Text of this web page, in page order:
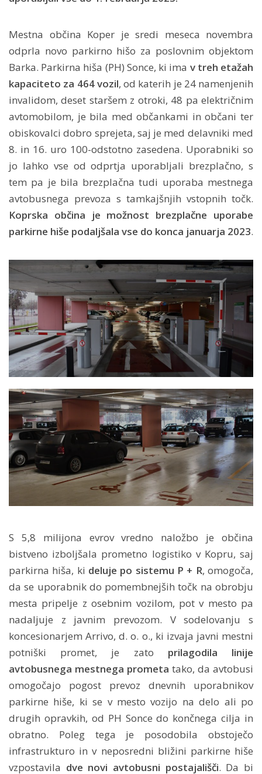
Mestna občina Koper je sredi meseca novembra
odprla novo parkirno hišo za poslovnim objektom
Barka. Parkirna hiša (PH) Sonce, ki ima v treh etažah
kapaciteto za 464 vozil, od katerih je 24 namenjenih
invalidom, deset staršem z otroki, 48 pa električnim
avtomobilom, je bila med občankami in občani ter
obiskovalci dobro sprejeta, saj je med delavniki med
8. in 16. uro 100-odstotno zasedena. Uporabniki so
jo lahko vse od odprtja uporabljali brezplačno, s
tem pa je bila brezplačna tudi uporaba mestnega
avtobusnega prevoza s tamkajšnjih vstopnih točk.
Koprska občina je možnost brezplačne uporabe
parkirne hiše podaljšala vse do konca januarja 2023.
S 5,8 milijona evrov vredno naložbo je občina
bistveno izboljšala prometno logistiko v Kopru, saj
parkirna hiša, ki deluje po sistemu P + R, omogoča,
da se uporabnik do pomembnejših točk na obrobju
mesta pripelje z osebnim vozilom, pot v mesto pa
nadaljuje z javnim prevozom. V sodelovanju s
koncesionarjem Arrivo, d. o. o., ki izvaja javni mestni
potniški promet, je zato prilagodila linije
avtobusnega mestnega prometa tako, da avtobusi
omogočajo pogost prevoz dnevnih uporabnikov
parkirne hiše, ki se v mesto vozijo na delo ali po
drugih opravkih, od PH Sonce do končnega cilja in
obratno. Poleg tega je posodobila obstoječo
infrastrukturo in v neposredni bližini parkirne hiše
vzpostavila dve novi avtobusni postajališči. Da bi